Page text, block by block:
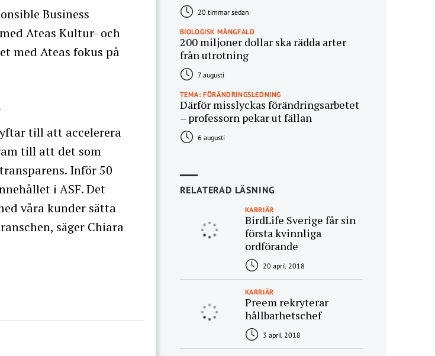
Business
Ateas Kultur- och
med Ateas fokus på
till att accelerera
till att det som
Inför 50
i ASF. Det
våra kunder sätta
säger Chiara
20 timmar sedan
BIOLOGISK MÅNGFALD
200 miljoner dollar ska rädda arter
från utrotning
7 augusti
TEMA: FÖRÄNDRINGSLEDNING
Därför misslyckas förändringsarbetet
– professorn pekar ut fällan
6 augusti
RELATERAD LÄSNING
KARRIÄR
BirdLife Sverige får sin
första kvinnliga
ordförande
20 april 2018
KARRIÄR
Preem rekryterar
hållbarhetschef
3 april 2018